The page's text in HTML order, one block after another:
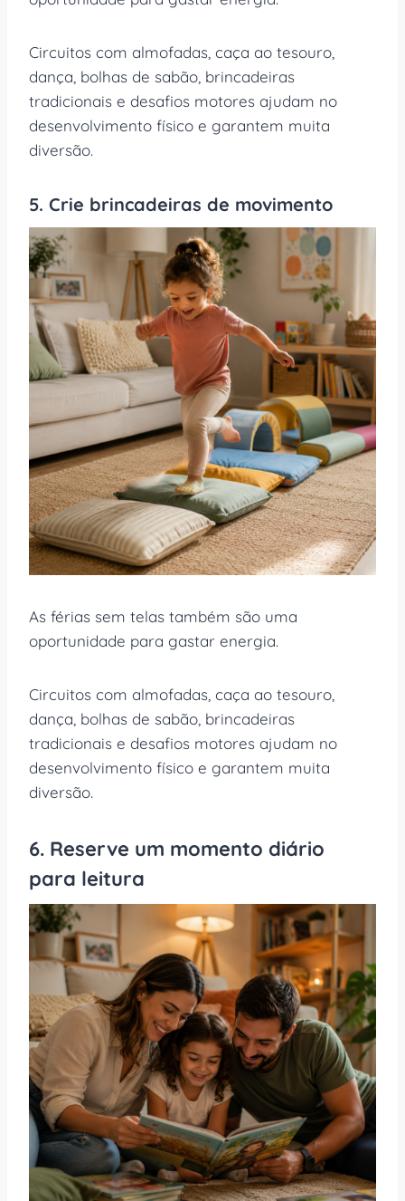
Circuitos com almofadas, caça ao tesouro,
dança, bolhas de sabão, brincadeiras
tradicionais e desafios motores ajudam no
desenvolvimento físico e garantem muita
diversão.
5. Crie brincadeiras de movimento
As férias sem telas também são uma
oportunidade para gastar energia.
Circuitos com almofadas, caça ao tesouro,
dança, bolhas de sabão, brincadeiras
tradicionais e desafios motores ajudam no
desenvolvimento físico e garantem muita
diversão.
6. Reserve um momento diário
para leitura